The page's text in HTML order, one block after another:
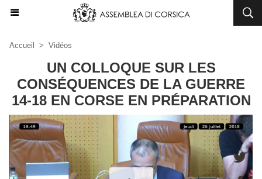
Accueil > Vidéos
UN COLLOQUE SUR LES
CONSÉQUENCES DE LA GUERRE
14-18 EN CORSE EN PRÉPARATION